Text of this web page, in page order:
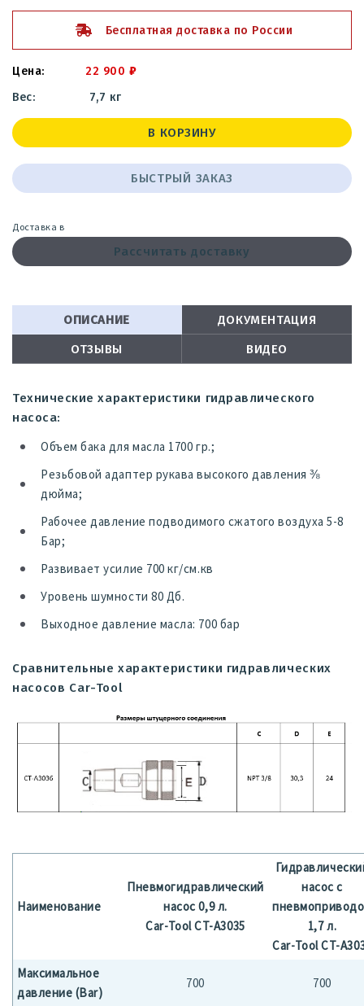
22 900 ₽
7,7 кг
Бесплатная доставка по России
БЫСТРЫЙ ЗАКАЗ
В КОРЗИНУ
Доставка в
Рассчитать доставку
ОПИСАНИЕ
ДОКУМЕНТАЦИЯ
ОТЗЫВЫ
ВИДЕО
Технические характеристики гидравлического
насоса:
Объем бака для масла 1700 гр.;
Резьбовой адаптер рукава высокого давления ⅜
дюйма;
Рабочее давление подводимого сжатого воздуха 5-8
Бар;
Развивает усилие 700 кг/см.кв
Уровень шумности 80 Дб.
Выходное давление масла: 700 бар
Сравнительные характеристики гидравлических
насосов Car-Tool
Наименование
Пневмогидравлический
насос 0,9 л.
Car-Tool CT-A3035
насос с
1,7 л.
Car-Tool CT-
Максимальное
давление (Bar)
700 700